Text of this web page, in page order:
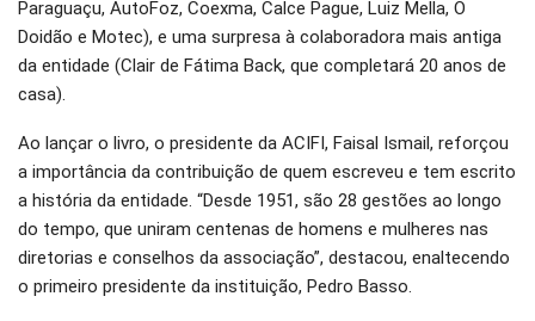
Paraguaçu, AutoFoz, Coexma, Calce Pague, Luiz Mella, O
Doidão e Motec), e uma surpresa à colaboradora mais antiga
da entidade (Clair de Fátima Back, que completará 20 anos de
casa).
Ao lançar o livro, o presidente da ACIFI, Faisal Ismail, reforçou
a importância da contribuição de quem escreveu e tem escrito
a história da entidade. “Desde 1951, são 28 gestões ao longo
do tempo, que uniram centenas de homens e mulheres nas
diretorias e conselhos da associação”, destacou, enaltecendo
o primeiro presidente da instituição, Pedro Basso.